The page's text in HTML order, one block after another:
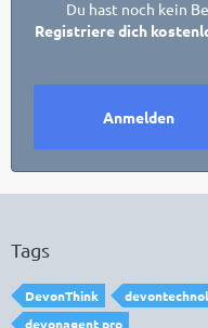
Du hast noch kein
Registriere dich
Anmelden
Tags
DevonThink
devonagent pro